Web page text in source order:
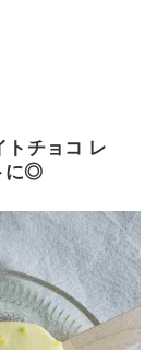
トチョコ レ
に◎